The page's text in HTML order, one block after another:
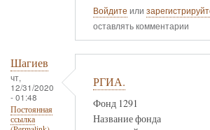
Войдите или
оставлять комментарии
Шагиев
чт,
12/31/2020
- 01:48
Постоянная
ссылка
РГИА.
Фонд 1291
Название фонда